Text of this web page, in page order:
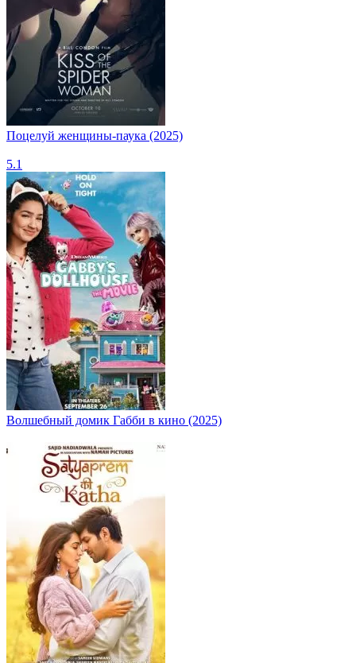
Поцелуй женщины-паука (2025)
5.1
Волшебный домик Габби в кино (2025)